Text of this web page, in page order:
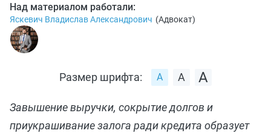
Над материалом работали:
Яскевич Владислав Александрович (Адвокат)
Размер шрифта:
Завышение выручки, сокрытие долгов и
приукрашивание залога ради кредита образует